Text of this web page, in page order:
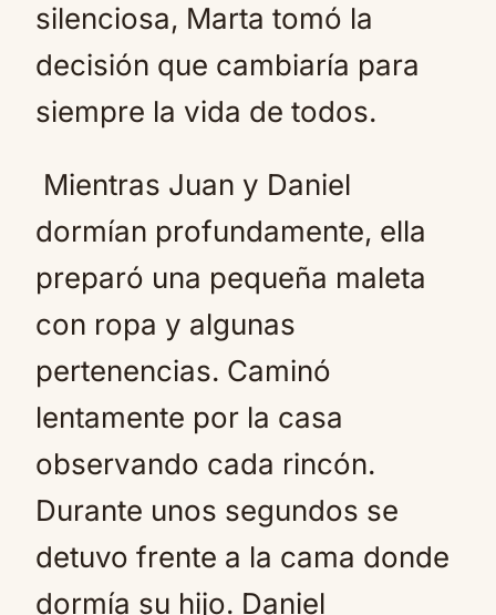
silenciosa, Marta tomó la
decisión que cambiaría para
siempre la vida de todos.
Mientras Juan y Daniel
dormían profundamente, ella
preparó una pequeña maleta
con ropa y algunas
pertenencias. Caminó
lentamente por la casa
observando cada rincón.
Durante unos segundos se
detuvo frente a la cama donde
dormía su hijo. Daniel